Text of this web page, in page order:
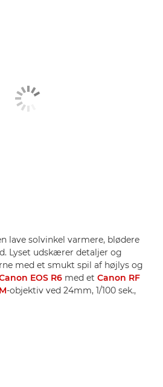
lave solvinkel varmere, blødere
Lyset udskærer detaljer og
med et smukt spil af højlys og
EOS R6 med et Canon RF
-objektiv ved 24mm, 1/100 sek.,